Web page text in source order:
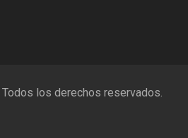
│Todos los derechos reservados.